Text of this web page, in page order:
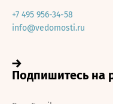
+7 495 956-34-58
info@vedomosti.ru